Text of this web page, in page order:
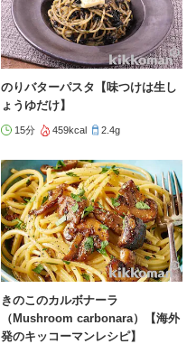
のりバターパスタ【味つけは生し
ょうゆだけ】
15分 459kcal 2.4g
きのこのカルボナーラ
（Mushroom carbonara）【海外
発のキッコーマンレシピ】